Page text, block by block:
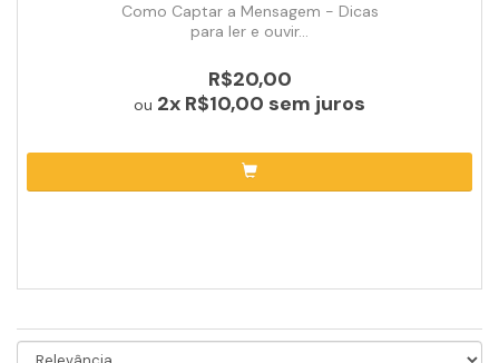
Como Captar a Mensagem - Dicas
para ler e ouvir...
R$20,00
ou 2x R$10,00 sem juros